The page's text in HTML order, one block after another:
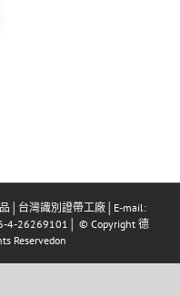
│台灣識別證帶工廠│E-mail:
4-26269101│ © Copyright 德
Reservedon